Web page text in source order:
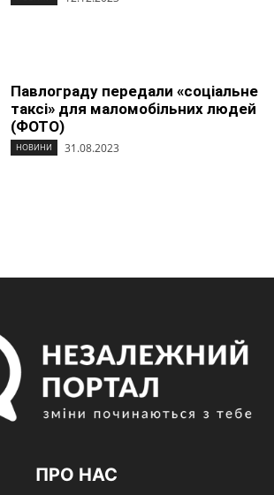
Павлограду передали «соціальне
таксі» для маломобільних людей
(ФОТО)
НОВИНИ 31.08.2023
ПРО НАС